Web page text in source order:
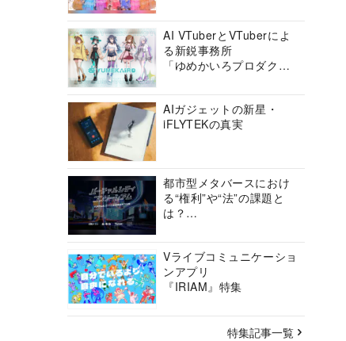
AI VTuberとVTuberによ
る新鋭事務所
「ゆめかいろプロダクシ
AIガジェットの新星・
iFLYTEKの真実
都市型メタバースにおけ
る“権利”や“法”の課題と
は？
ーシアムの挑戦に迫る
Vライブコミュニケーショ
ンアプリ
『IRIAM』特集
特集記事一覧